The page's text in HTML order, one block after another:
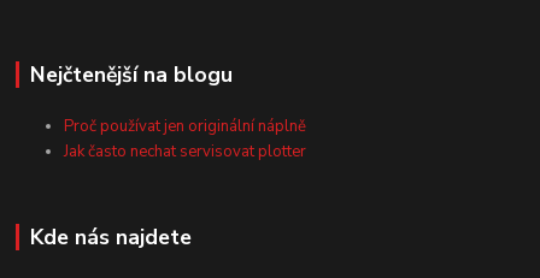
Nejčtenější na blogu
Proč používat jen originální náplně
Jak často nechat servisovat plotter
Kde nás najdete